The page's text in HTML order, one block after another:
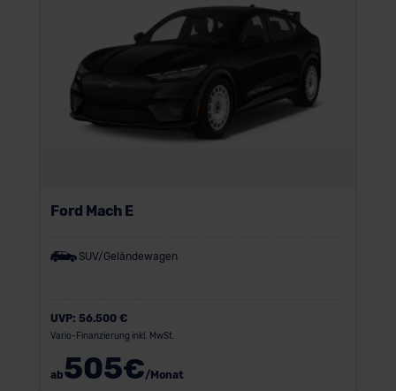
Ford Mach E
SUV/Geländewagen
UVP: 56.500 €
Vario-Finanzierung inkl. MwSt.
ab505€/Monat